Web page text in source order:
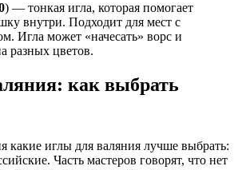
) — тонкая игла, которая помогает
внутри. Подходит для мест с
Игла может «начесать» ворс и
разных цветов.
как выбрать
какие иглы для валяния лучше выбрать:
Часть мастеров говорят, что нет